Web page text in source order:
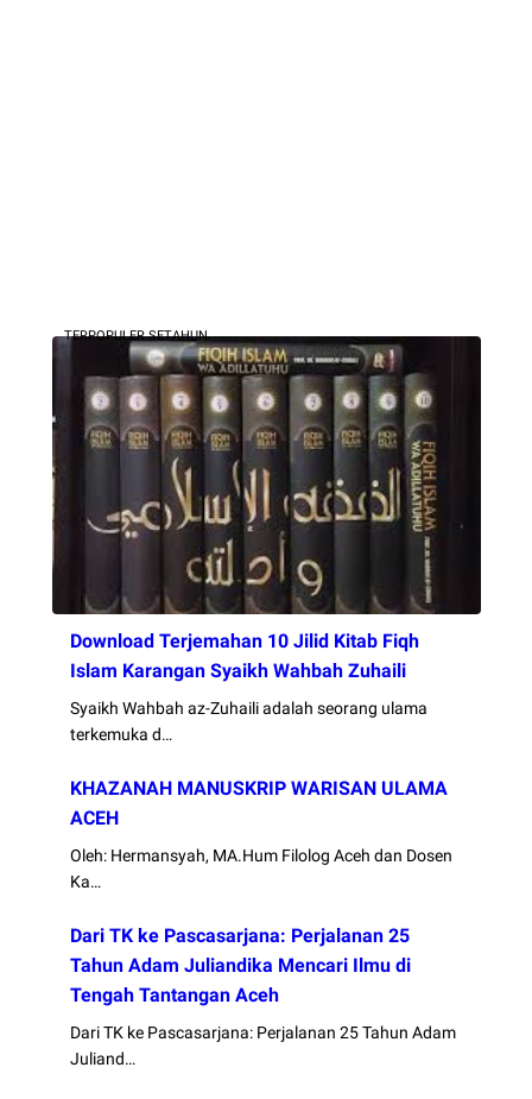
TERPOPULER SETAHUN
Download Terjemahan 10 Jilid Kitab Fiqh
Islam Karangan Syaikh Wahbah Zuhaili
Syaikh Wahbah az-Zuhaili adalah seorang ulama
terkemuka d…
KHAZANAH MANUSKRIP WARISAN ULAMA
ACEH
Oleh: Hermansyah, MA.Hum Filolog Aceh dan Dosen
Ka…
Dari TK ke Pascasarjana: Perjalanan 25
Tahun Adam Juliandika Mencari Ilmu di
Tengah Tantangan Aceh
Dari TK ke Pascasarjana: Perjalanan 25 Tahun Adam
Juliand…